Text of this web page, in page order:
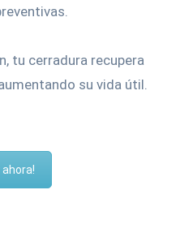
tu cerradura recupera
su vida útil.
ahora!